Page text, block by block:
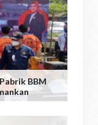
BBM